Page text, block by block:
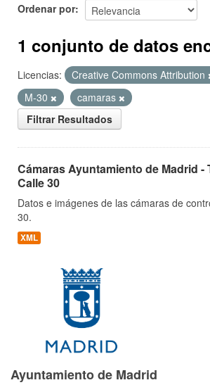
Ordenar por
1 conjunto de datos
Licencias: Creative Commons Attribution
M-30
camaras
Filtrar Resultados
Cámaras Ayuntamiento de Madrid -
Calle 30
Datos e imágenes de las cámaras de
30.
XML
Ayuntamiento de Madrid